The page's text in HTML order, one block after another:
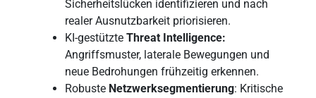
Sicherheitslücken identifizieren und nach
realer Ausnutzbarkeit priorisieren.
KI-gestützte Threat Intelligence:
Angriffsmuster, laterale Bewegungen und
neue Bedrohungen frühzeitig erkennen.
Robuste Netzwerksegmentierung: Kritische